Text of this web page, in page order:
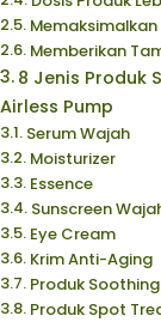
Memberikan
8 Jenis Produk
Airless Pump
Serum Wajah
Moisturizer
Essence
Sunscreen
Eye Cream
Krim Anti-Aging
Produk Soothing
Produk Spot